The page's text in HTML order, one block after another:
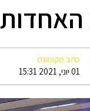
כתב מקומונט
01 יוני, 2021 15:31